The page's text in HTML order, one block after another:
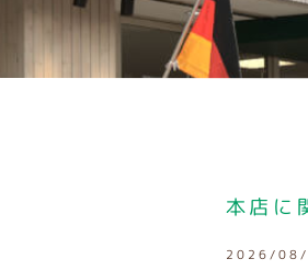
本店に
2026/08/